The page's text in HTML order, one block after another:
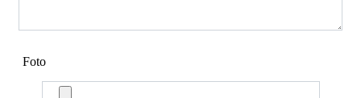
Foto